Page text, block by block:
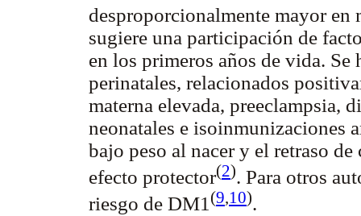
desproporcionalmente mayor en
sugiere una participación de
en los primeros años de vida.
perinatales, relacionados
materna elevada, preeclampsia,
neonatales e isoinmunizaciones
bajo peso al nacer y el retraso
efecto protector(2). Para otros
riesgo de DM1 (9,10).